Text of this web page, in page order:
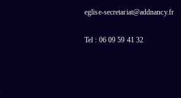
eglise-secretariat@addnancy.fr
Tel : 06 09 59 41 32